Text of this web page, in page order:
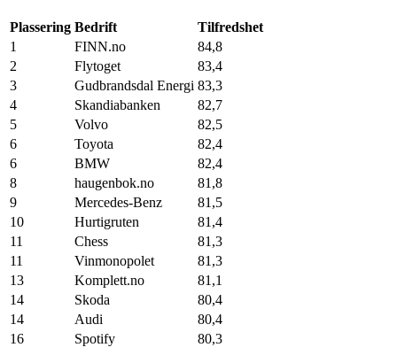
Plassering Bedrift
Tilfredshet
1
FINN.no
84,8
2
Flytoget
83,4
3
Gudbrandsdal Energi 83,3
4
Skandiabanken
82,7
5
Volvo
82,5
6
Toyota
82,4
6
BMW
82,4
8
haugenbok.no
81,8
9
Mercedes-Benz
81,5
10
Hurtigruten
81,4
11
Chess
81,3
11
Vinmonopolet
81,3
13
Komplett.no
81,1
14
Skoda
80,4
14
Audi
80,4
16
Spotify 80,3